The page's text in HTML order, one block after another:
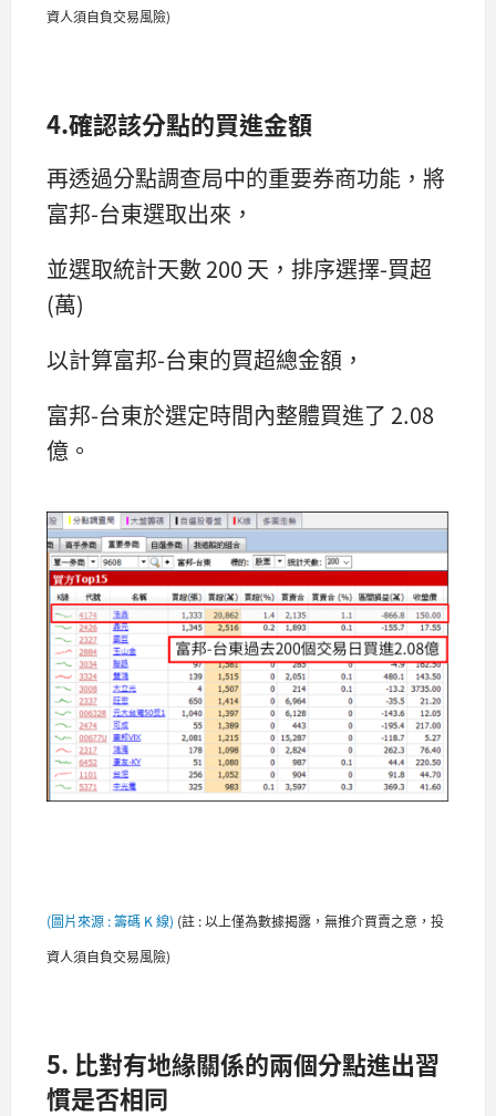
資人須自負交易風險)
4.確認該分點的買進金額
再透過分點調查局中的重要券商功能，將
富邦-台東選取出來，
並選取統計天數 200 天，排序選擇-買超
(萬)
以計算富邦-台東的買超總金額，
富邦-台東於選定時間內整體買進了 2.08
億。
(圖片來源 : 籌碼 K 線) (註 : 以上僅為數據揭露，無推介買賣之意，投
資人須自負交易風險)
5. 比對有地緣關係的兩個分點進出習
慣是否相同